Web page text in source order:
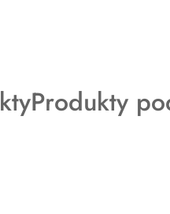
Produkty
Produkty